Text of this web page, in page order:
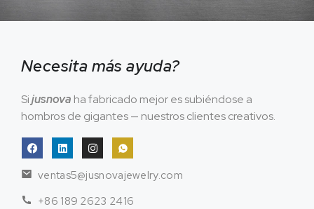
Necesita más ayuda?
Sijusnova ha fabricado mejor es subiéndose a
hombros de gigantes — nuestros clientes creativos.
ventas5@jusnovajewelry.com
+86 189 2623 2416